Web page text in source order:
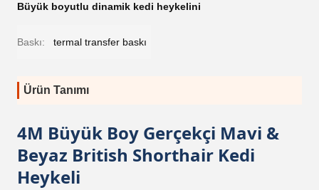
Büyük boyutlu dinamik kedi heykelini
Baskı: termal transfer baskı
Ürün Tanımı
4M Büyük Boy Gerçekçi Mavi &
Beyaz British Shorthair Kedi
Heykeli